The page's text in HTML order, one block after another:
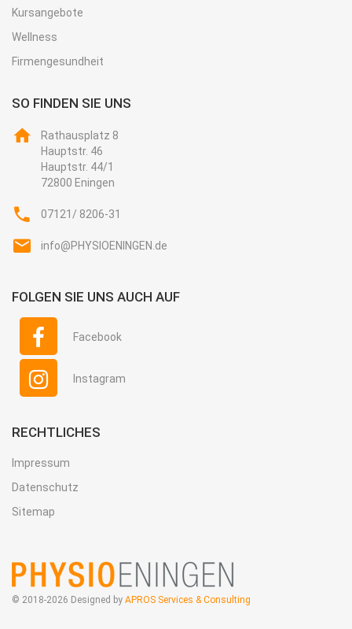
Kursangebote
Wellness
Firmengesundheit
SO FINDEN SIE UNS
Rathausplatz 8
Hauptstr. 46
Hauptstr. 44/1
72800 Eningen
07121/ 8206-31
info@PHYSIOENINGEN.de
FOLGEN SIE UNS AUCH AUF
Facebook
Instagram
RECHTLICHES
Impressum
Datenschutz
Sitemap
© 2018-2026 Designed by APROS Services & Consulting